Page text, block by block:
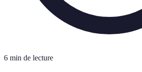
6 min de lecture